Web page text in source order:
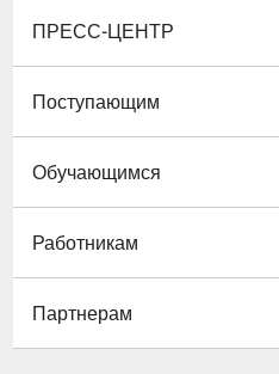
ПРЕСС-ЦЕНТР
Поступающим
Обучающимся
Работникам
Партнерам